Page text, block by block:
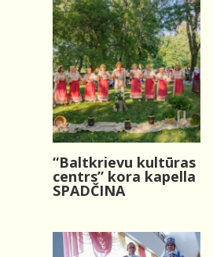
“Baltkrievu kultūras
centrs” kora kapella
SPADČINA